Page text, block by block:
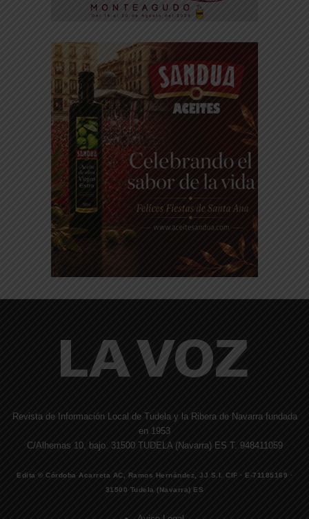
Revista de Información Local de Tudela y la Ribera de Navarra fundada
en 1953
C/Alhemas 10, bajo. 31500 TUDELA (Navarra) ES T. 948411059
Edita © Córdoba Acarreta AC, Ramos Hernández, JJ S.I. CIF · E-71185169 ·
31500 Tudela (Navarra) ES